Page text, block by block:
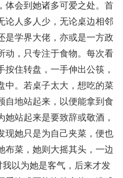
体会到她诸多可爱之处。首
论人多人少，无论桌边相邻
是学界大佬，亦或是一方政
动，只专注于食物。每次看
住转盘，一手伸出公筷，
中。若桌子太大，想吃的菜
自地站起来，以便能拿到食
站起来是要致辞或敬酒，
现她只是为自己夹菜，便也
布菜，她则大摇其头，一边
我以为她是客气，后来才发